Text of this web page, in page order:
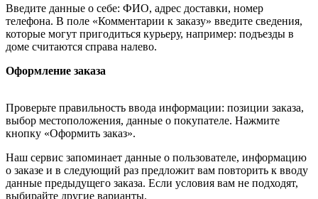
Введите данные о себе: ФИО, адрес доставки, номер
телефона. В поле «Комментарии к заказу» введите сведения,
которые могут пригодиться курьеру, например: подъезды в
доме считаются справа налево.
Оформление заказа
Проверьте правильность ввода информации: позиции заказа,
выбор местоположения, данные о покупателе. Нажмите
кнопку «Оформить заказ».
Наш сервис запоминает данные о пользователе, информацию
о заказе и в следующий раз предложит вам повторить к вводу
данные предыдущего заказа. Если условия вам не подходят,
выбирайте другие варианты.